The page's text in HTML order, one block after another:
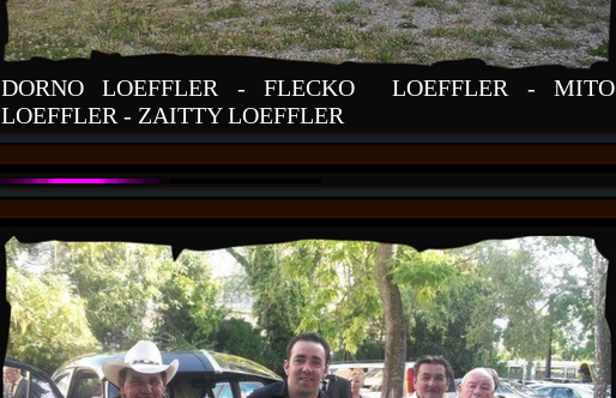
DORNO LOEFFLER - FLECKO LOEFFLER - MITO
LOEFFLER - ZAITTY LOEFFLER